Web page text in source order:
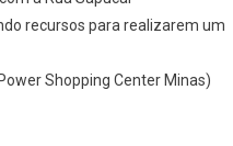
recursos para realizarem um
Shopping Center Minas)